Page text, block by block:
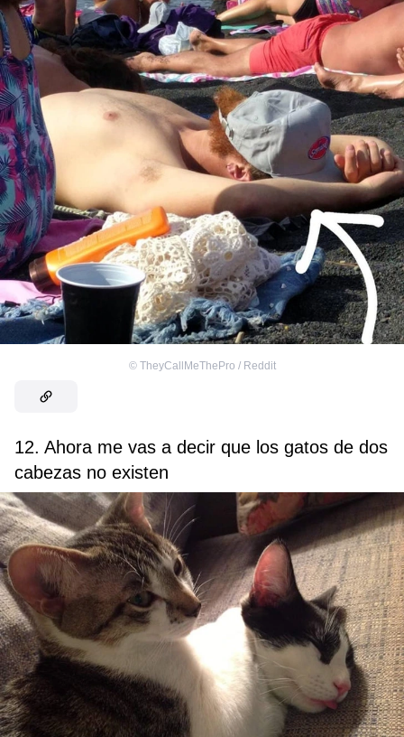
© TheyCallMeThePro / Reddit
12. Ahora me vas a decir que los gatos de dos
cabezas no existen